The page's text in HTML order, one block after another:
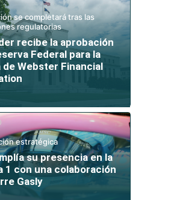
se completará tras las
regulatorias
recibe la aprobación
Federal para la
de Webster Financial
estratégica
su presencia en la
1 con una colaboración
Gasly